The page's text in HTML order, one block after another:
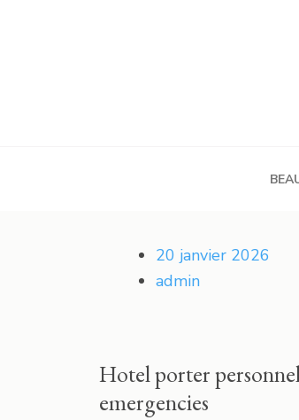
20 janvier 2026
admin
Hotel porter
emergencies